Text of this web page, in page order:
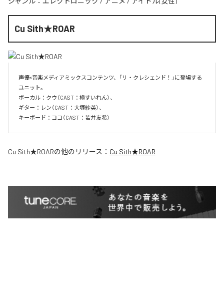
Cu Sith★ROAR
声優×音楽メディアミックスコンテンツ、「リ・クレシェンド！」に登場する
ユニット。
ボーカル：クウ（CAST：槇すいれん）、
ギター：レン（CAST：大塚紗英）、
キーボード：ココ（CAST：若井友希）
Cu Sith★ROARの他のリリース： Cu Sith★ROAR